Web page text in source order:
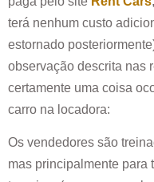
terá nenhum custo
estornado
observação descrita nas
certamente uma coisa
carro na locadora:
Os vendedores são
mas principalmente para